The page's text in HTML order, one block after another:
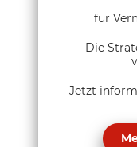
für
Die
Jetzt